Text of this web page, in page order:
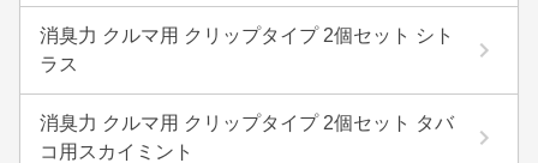
消臭力 クルマ用 クリップタイプ 2個セット シト
ラス
消臭力 クルマ用 クリップタイプ 2個セット タバ
コ用スカイミント